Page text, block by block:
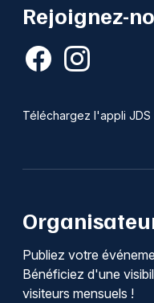
Rejoignez-
Téléchargez l'appli JDS
Publiez votre
Bénéficiez d'une
visiteurs mensuels !